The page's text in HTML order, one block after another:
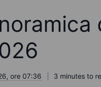
ore 07:36
3 minutes to